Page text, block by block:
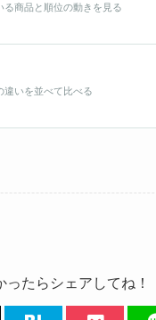
る商品と順位の動きを見る
違いを並べて比べる
ったらシェアしてね！